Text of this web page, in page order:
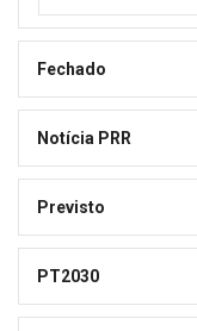
Fechado
Notícia PRR
Previsto
PT2030